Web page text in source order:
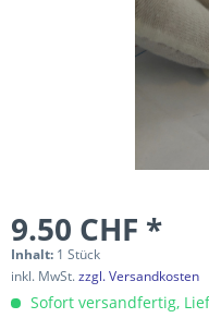
9.50 CHF *
Inhalt: 1 Stück
inkl. MwSt.zzgl. Versandkosten
Sofort versandfertig,